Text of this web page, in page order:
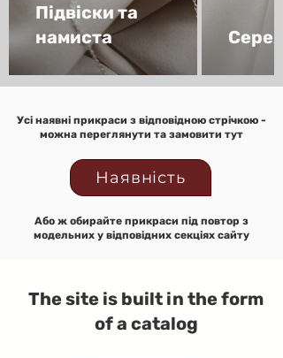
Підвіски та
намиста
Усі наявні прикраси з відповідною стрічкою -
можна переглянути та замовити тут
Наявність
Або ж обирайте прикраси під повтор з
модельних у відповідних секціях сайту
The site is built in the form
of a catalog